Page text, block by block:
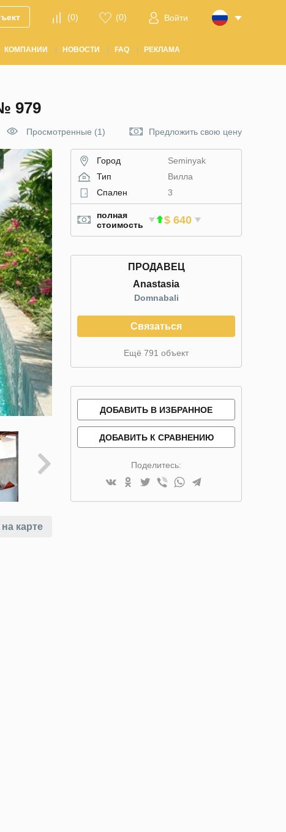
(0) (0) Войти
КОМПАНИИ НОВОСТИ FAQ РЕКЛАМА
979
Просмотренные (1) Предложить свою цену
карте
Город
Seminyak
Тип
Вилла
Спален
3
полная
стоимость
$ 640
ПРОДАВЕЦ
Anastasia
Domnabali
Связаться
Ещё 791 объект
ДОБАВИТЬ В ИЗБРАННОЕ
ДОБАВИТЬ К СРАВНЕНИЮ
Поделитесь: